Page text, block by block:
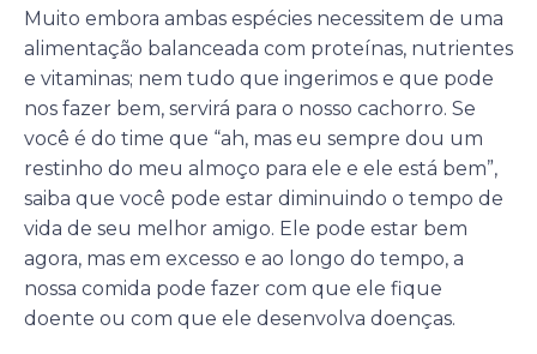
Muito embora ambas espécies necessitem de uma
alimentação balanceada com proteínas, nutrientes
e vitaminas; nem tudo que ingerimos e que pode
nos fazer bem, servirá para o nosso cachorro. Se
você é do time que “ah, mas eu sempre dou um
restinho do meu almoço para ele e ele está bem”,
saiba que você pode estar diminuindo o tempo de
vida de seu melhor amigo. Ele pode estar bem
agora, mas em excesso e ao longo do tempo, a
nossa comida pode fazer com que ele fique
doente ou com que ele desenvolva doenças.